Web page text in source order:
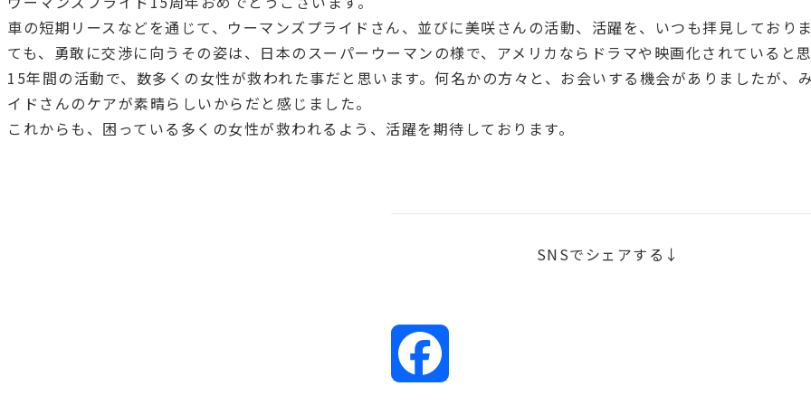
車の短期リースなどを通じて、ウーマンズプライドさん、並びに美咲さんの活動、活躍を、いつも拝見してお
ても、勇敢に交渉に向うその姿は、日本のスーパーウーマンの様で、アメリカならドラマや映画化されていると
15年間の活動で、数多くの女性が救われた事だと思います。何名かの方々と、お会いする機会がありましたが
イドさんのケアが素晴らしいからだと感じました。
これからも、困っている多くの女性が救われるよう、活躍を期待しております。
SNSでシェアする↓